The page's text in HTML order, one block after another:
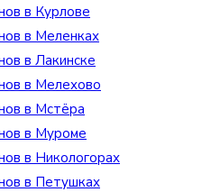
в Курлове
в Меленках
в Лакинске
в Мелехово
в Мстёра
в Муроме
в Никологорах
в Петушках